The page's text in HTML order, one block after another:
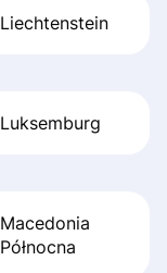
Liechtenstein
Luksemburg
Macedonia
Północna